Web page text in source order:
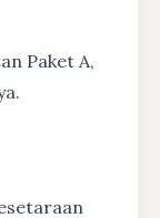
Paket A,